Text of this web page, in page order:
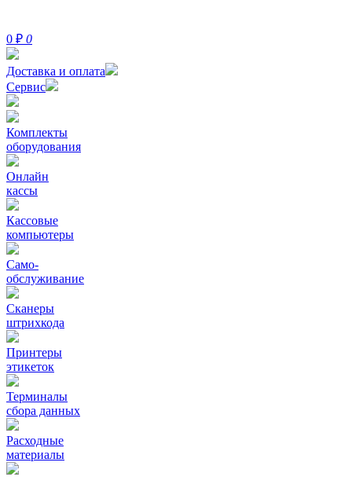
0 ₽ 0
Доставка и оплата
Сервис
Комплекты
оборудования
Онлайн
кассы
Кассовые
компьютеры
Само-
обслуживание
Сканеры
штрихкода
Принтеры
этикеток
Терминалы
сбора данных
Расходные
материалы